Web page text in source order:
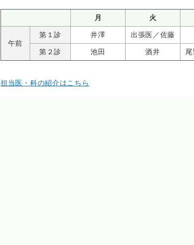
月 火
午前
第１診 井澤 出張医／佐藤
第２診 池田 酒井
担当医・科の紹介はこちら